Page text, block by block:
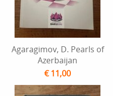
Agaragimov, D. Pearls of
Azerbaijan
€ 11,00